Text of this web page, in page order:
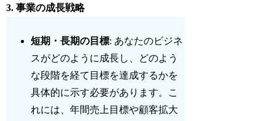
3.事業の成長戦略
短期・長期の目標: あなたのビジネ
スがどのように成長し、どのよう
な段階を経て目標を達成するかを
具体的に示す必要があります。こ
れには、年間売上目標や顧客拡大